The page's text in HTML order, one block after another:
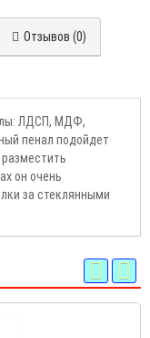
Отзывов (0)
ЛДСП, МДФ,
пенал подойдет
он очень
за стеклянными